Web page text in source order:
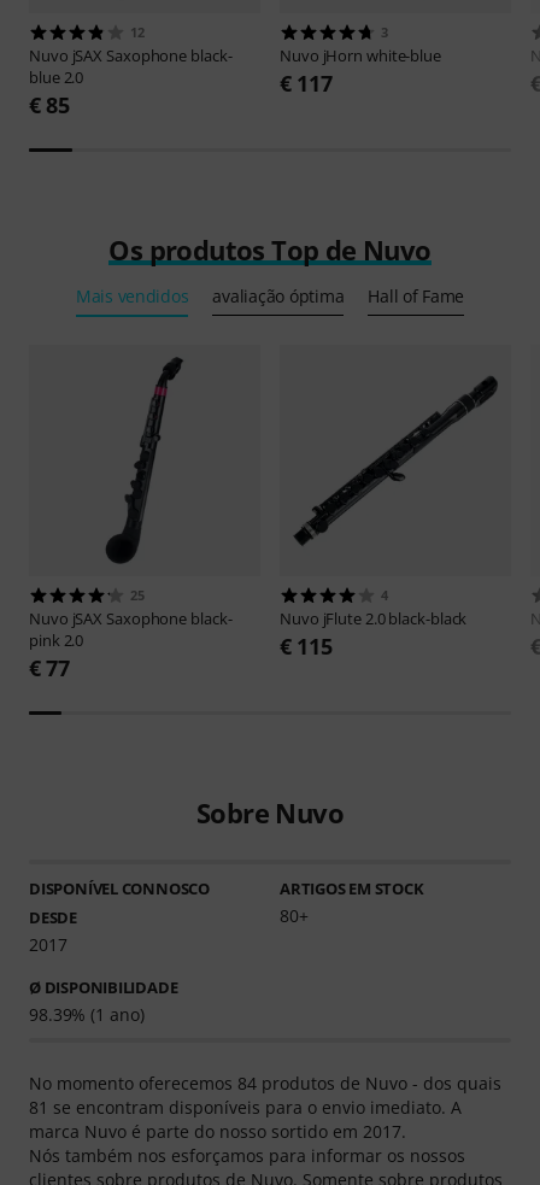
12
Nuvo jSAX Saxophone black-
blue 2.0
€ 85
3
Nuvo jHorn white-blue
€ 117
Os produtos Top de Nuvo
Mais vendidos avaliação óptima Hall of Fame
25
Nuvo jSAX Saxophone black-
pink 2.0
€ 77
4
Nuvo jFlute 2.0 black-black
€ 115
Sobre Nuvo
DISPONÍVEL CONNOSCO
DESDE
2017
ARTIGOS EM STOCK
80+
Ø DISPONIBILIDADE
98.39% (1 ano)
No momento oferecemos 84 produtos de Nuvo - dos quais
81 se encontram disponíveis para o envio imediato. A
marca Nuvo é parte do nosso sortido em 2017.
Nós também nos esforçamos para informar os nossos
clientes sobre produtos de Nuvo. Somente sobre produtos